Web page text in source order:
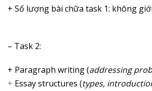
+ Số lượng bài chữa task 1: không
– Task 2:
+ Paragraph writing (addressing
+ Essay structures (types,